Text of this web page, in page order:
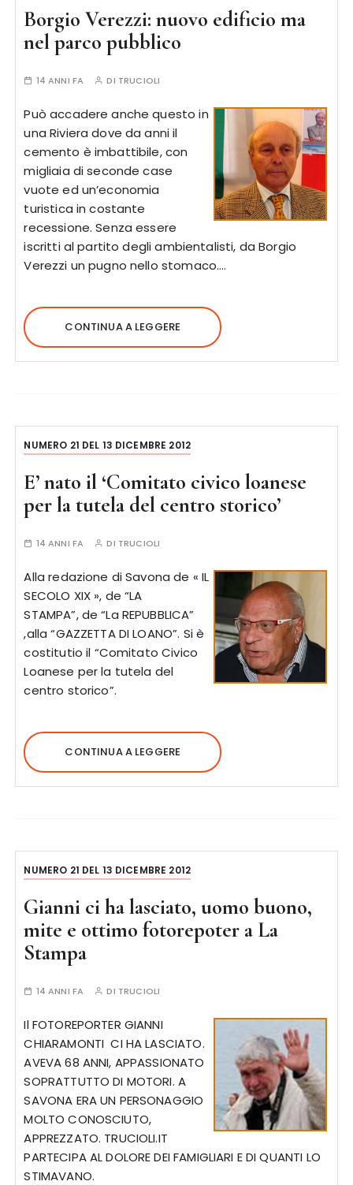
Borgio Verezzi: nuovo edificio ma
nel parco pubblico
14 ANNI FA DI TRUCIOLI
Può accadere anche questo in
una Riviera dove da anni il
cemento è imbattibile, con
migliaia di seconde case
vuote ed un’economia
turistica in costante
recessione. Senza essere
iscritti al partito degli ambientalisti, da Borgio
Verezzi un pugno nello stomaco….
CONTINUA A LEGGERE
NUMERO 21 DEL 13 DICEMBRE 2012
E’ nato il ‘Comitato civico loanese
per la tutela del centro storico’
14 ANNI FA DI TRUCIOLI
Alla redazione di Savona de « IL
SECOLO XIX », de “LA
STAMPA”, de “La REPUBBLICA”
,alla “GAZZETTA DI LOANO”. Si è
costitutio il “Comitato Civico
Loanese per la tutela del
centro storico”.
CONTINUA A LEGGERE
NUMERO 21 DEL 13 DICEMBRE 2012
Gianni ci ha lasciato, uomo buono,
mite e ottimo fotorepoter a La
Stampa
14 ANNI FA DI TRUCIOLI
Il FOTOREPORTER GIANNI
CHIARAMONTI CI HA LASCIATO.
AVEVA 68 ANNI, APPASSIONATO
SOPRATTUTTO DI MOTORI. A
SAVONA ERA UN PERSONAGGIO
MOLTO CONOSCIUTO,
APPREZZATO. TRUCIOLI.IT
PARTECIPA AL DOLORE DEI FAMIGLIARI E DI QUANTI LO
STIMAVANO.